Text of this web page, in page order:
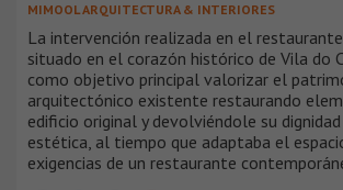
MIMOOL ARQUITECTURA & INTERIORES
La intervención realizada en el
situado en el corazón histórico de Vila do
como objetivo principal valorizar el
arquitectónico existente restaurando
edificio original y devolviéndole su
estética, al tiempo que adaptaba el
exigencias de un restaurante